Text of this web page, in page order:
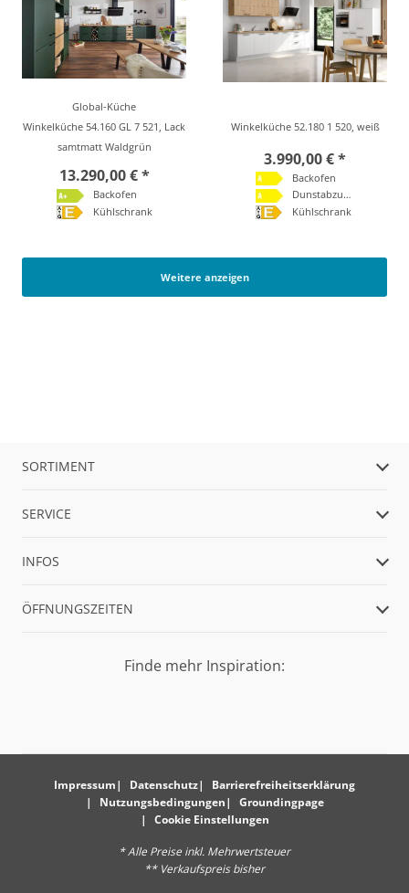
Global-Küche
Winkelküche 54.160 GL 7 521, Lack
samtmatt Waldgrün
13.290,00 € *
Backofen
Kühlschrank
Winkelküche 52.180 1 520, weiß
3.990,00 € *
Backofen
Dunstabzugshaube
Kühlschrank
Weitere anzeigen
SORTIMENT
SERVICE
INFOS
ÖFFNUNGSZEITEN
Finde mehr Inspiration:
Impressum Datenschutz
Barrierefreiheitserklärung
Nutzungsbedingungen
Groundingpage
Cookie Einstellungen
* Alle Preise inkl. Mehrwertsteuer
** Verkaufspreis bisher